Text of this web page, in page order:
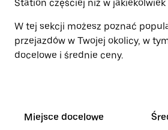
Station częściej niż w
W tej sekcji możesz poznać
przejazdów w Twojej okolicy, w
docelowe i średnie ceny.
Miejsce docelowe